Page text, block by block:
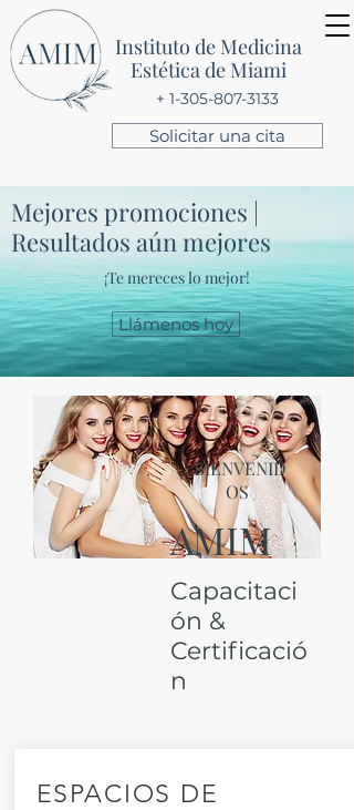
Instituto de Medicina
Estética de Miami
+ 1-305-807-3133
Solicitar una cita
Mejores promociones |
Resultados aún mejores
¡Te mereces lo mejor!
Llámenos hoy
BIENVENID
OS
AMIM
Capacitaci
ón &
Certificació
n
ESPACIOS DE